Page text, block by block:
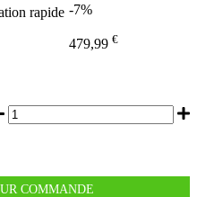
-7%
479,99 €
COMMANDE